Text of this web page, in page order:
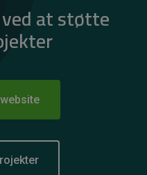
at støtte